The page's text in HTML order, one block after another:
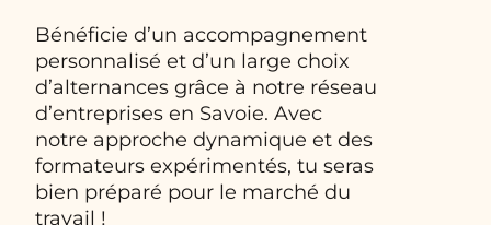
Bénéficie d’un accompagnement
personnalisé et d’un large choix
d’alternances grâce à notre réseau
d’entreprises en Savoie. Avec
notre approche dynamique et des
formateurs expérimentés, tu seras
bien préparé pour le marché du
travail !